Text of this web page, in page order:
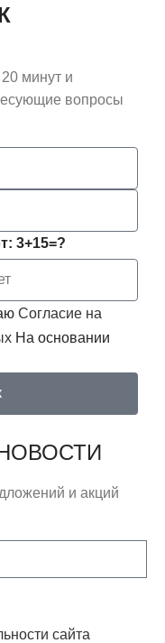
минут и
вопросы
3+15=?
Согласие на
На основании
и акций
сайта